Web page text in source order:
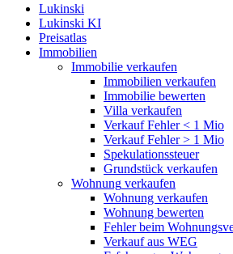
Lukinski
Lukinski KI
Preisatlas
Immobilien
Immobilie verkaufen
Immobilien verkaufen
Immobilie bewerten
Villa verkaufen
Verkauf Fehler < 1 Mio
Verkauf Fehler > 1 Mio
Spekulationssteuer
Grundstück verkaufen
Wohnung verkaufen
Wohnung verkaufen
Wohnung bewerten
Fehler beim
Verkauf aus WEG